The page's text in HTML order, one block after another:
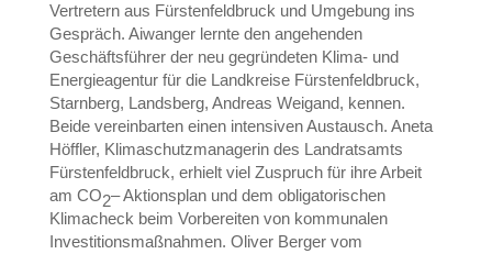
Vertretern aus Fürstenfeldbruck und Umgebung ins
Gespräch. Aiwanger lernte den angehenden
Geschäftsführer der neu gegründeten Klima- und
Energieagentur für die Landkreise Fürstenfeldbruck,
Starnberg, Landsberg, Andreas Weigand, kennen.
Beide vereinbarten einen intensiven Austausch. Aneta
Höffler, Klimaschutzmanagerin des Landratsamts
Fürstenfeldbruck, erhielt viel Zuspruch für ihre Arbeit
am CO2– Aktionsplan und dem obligatorischen
Klimacheck beim Vorbereiten von kommunalen
Investitionsmaßnahmen. Oliver Berger vom